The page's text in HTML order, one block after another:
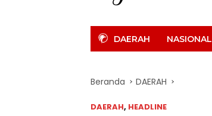
DAERAH NASIONAL
Beranda DAERAH
DAERAH, HEADLINE